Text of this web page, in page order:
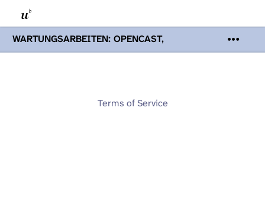
WARTUNGSARBEITEN: OPENCAST,
PODCASTS & TOBIRA
Mi 19. August
Opencast-Videos und Tobira nicht zur
Terms of Service